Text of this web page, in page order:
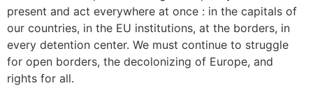
present and act everywhere at once : in the capitals of
our countries, in the EU institutions, at the borders, in
every detention center. We must continue to struggle
for open borders, the decolonizing of Europe, and
rights for all.